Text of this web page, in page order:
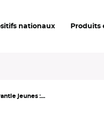
nationaux Produits
jeunes :...